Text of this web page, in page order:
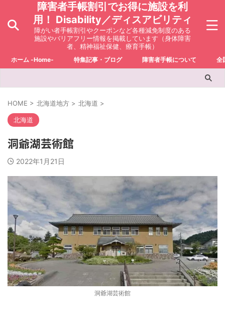
障害者手帳割引でお得に施設を利
用！ Disability／ディスアビリティ
障がい者手帳割引やクーポンなど各種減免制度のある
施設やバリアフリー情報を掲載しています（身体障害
者、精神福祉保健、療育手帳）
ホーム -Home- 特集記事・ブログ 障害者手帳について 全
HOME > 北海道地方 > 北海道 >
北海道
洞爺湖芸術館
2022年1月21日
洞爺湖芸術館